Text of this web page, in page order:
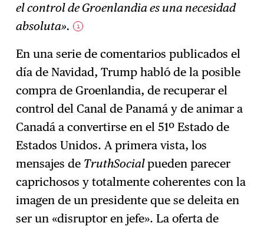
el control de Groenlandia es una necesidad
absoluta».
1
En una serie de comentarios publicados el
día de Navidad, Trump habló de la posible
compra de Groenlandia, de recuperar el
control del Canal de Panamá y de animar a
Canadá a convertirse en el 51º Estado de
Estados Unidos. A primera vista, los
mensajes de TruthSocialpueden parecer
caprichosos y totalmente coherentes con la
imagen de un presidente que se deleita en
ser un «disruptor en jefe». La oferta de